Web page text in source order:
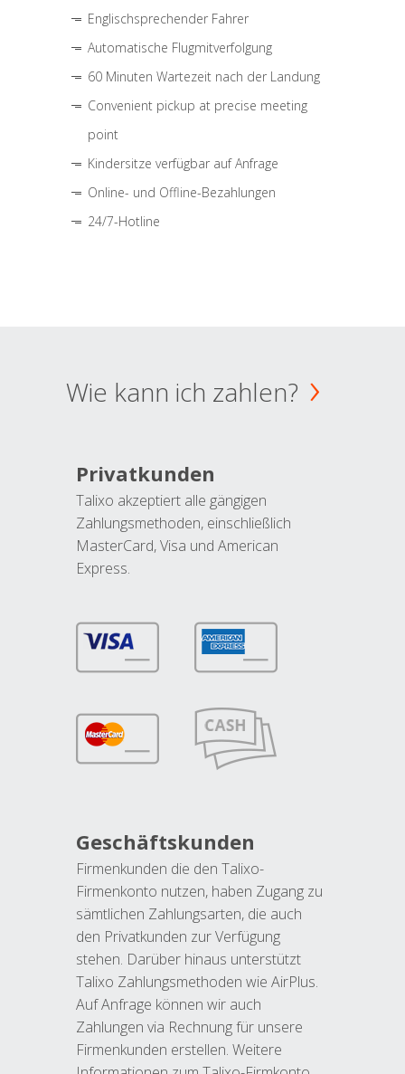
Englischsprechender Fahrer
Automatische Flugmitverfolgung
60 Minuten Wartezeit nach der Landung
Convenient pickup at precise meeting
point
Kindersitze verfügbar auf Anfrage
Online- und Offline-Bezahlungen
24/7-Hotline
Wie kann ich zahlen?
Privatkunden
Talixo akzeptiert alle gängigen
Zahlungsmethoden, einschließlich
MasterCard, Visa und American
Express.
Geschäftskunden
Firmenkunden die den Talixo-
Firmenkonto nutzen, haben Zugang zu
sämtlichen Zahlungsarten, die auch
den Privatkunden zur Verfügung
stehen. Darüber hinaus unterstützt
Talixo Zahlungsmethoden wie AirPlus.
Auf Anfrage können wir auch
Zahlungen via Rechnung für unsere
Firmenkunden erstellen. Weitere